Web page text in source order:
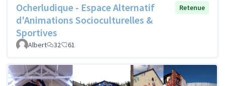
Ocherludique - Espace Alternatif
d'Animations Socioculturelles &
Sportives
Retenue
Albert 32 61